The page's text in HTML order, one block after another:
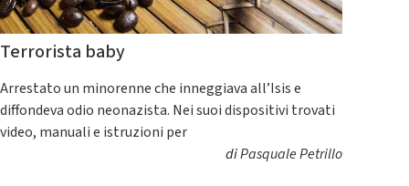
Terrorista baby
Arrestato un minorenne che inneggiava all’Isis e
diffondeva odio neonazista. Nei suoi dispositivi trovati
video, manuali e istruzioni per
diPasquale Petrillo